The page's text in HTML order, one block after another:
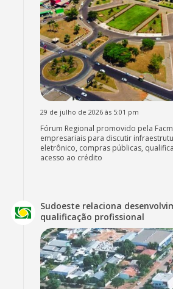
29 de julho de 2026 às 5:01 pm
Fórum Regional promovido pela
empresariais para discutir
eletrônico, compras públicas,
acesso ao crédito
Sudoeste relaciona
qualificação profissional